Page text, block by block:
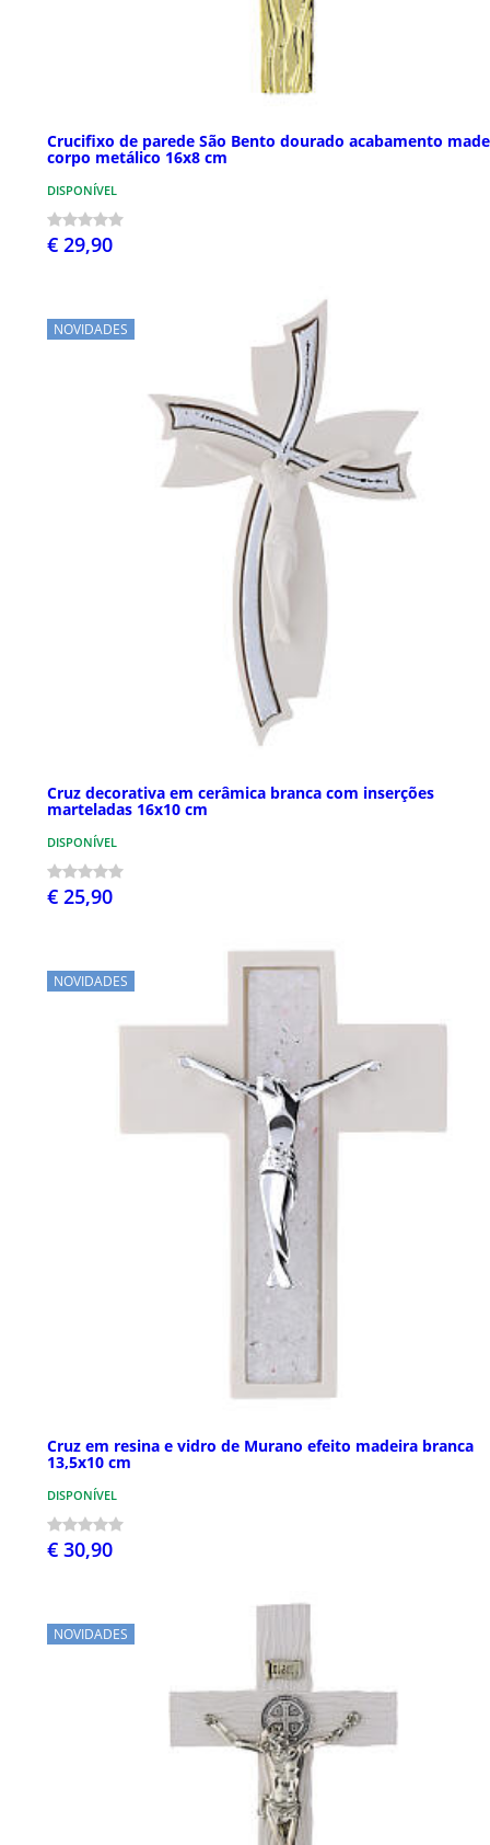
Crucifixo de parede São Bento dourado acabamento
corpo metálico 16x8 cm
DISPONÍVEL
€ 29,90
NOVIDADES
Cruz decorativa em cerâmica branca com inserções
marteladas 16x10 cm
DISPONÍVEL
€ 25,90
NOVIDADES
Cruz em resina e vidro de Murano efeito madeira branca
13,5x10 cm
DISPONÍVEL
€ 30,90
NOVIDADES